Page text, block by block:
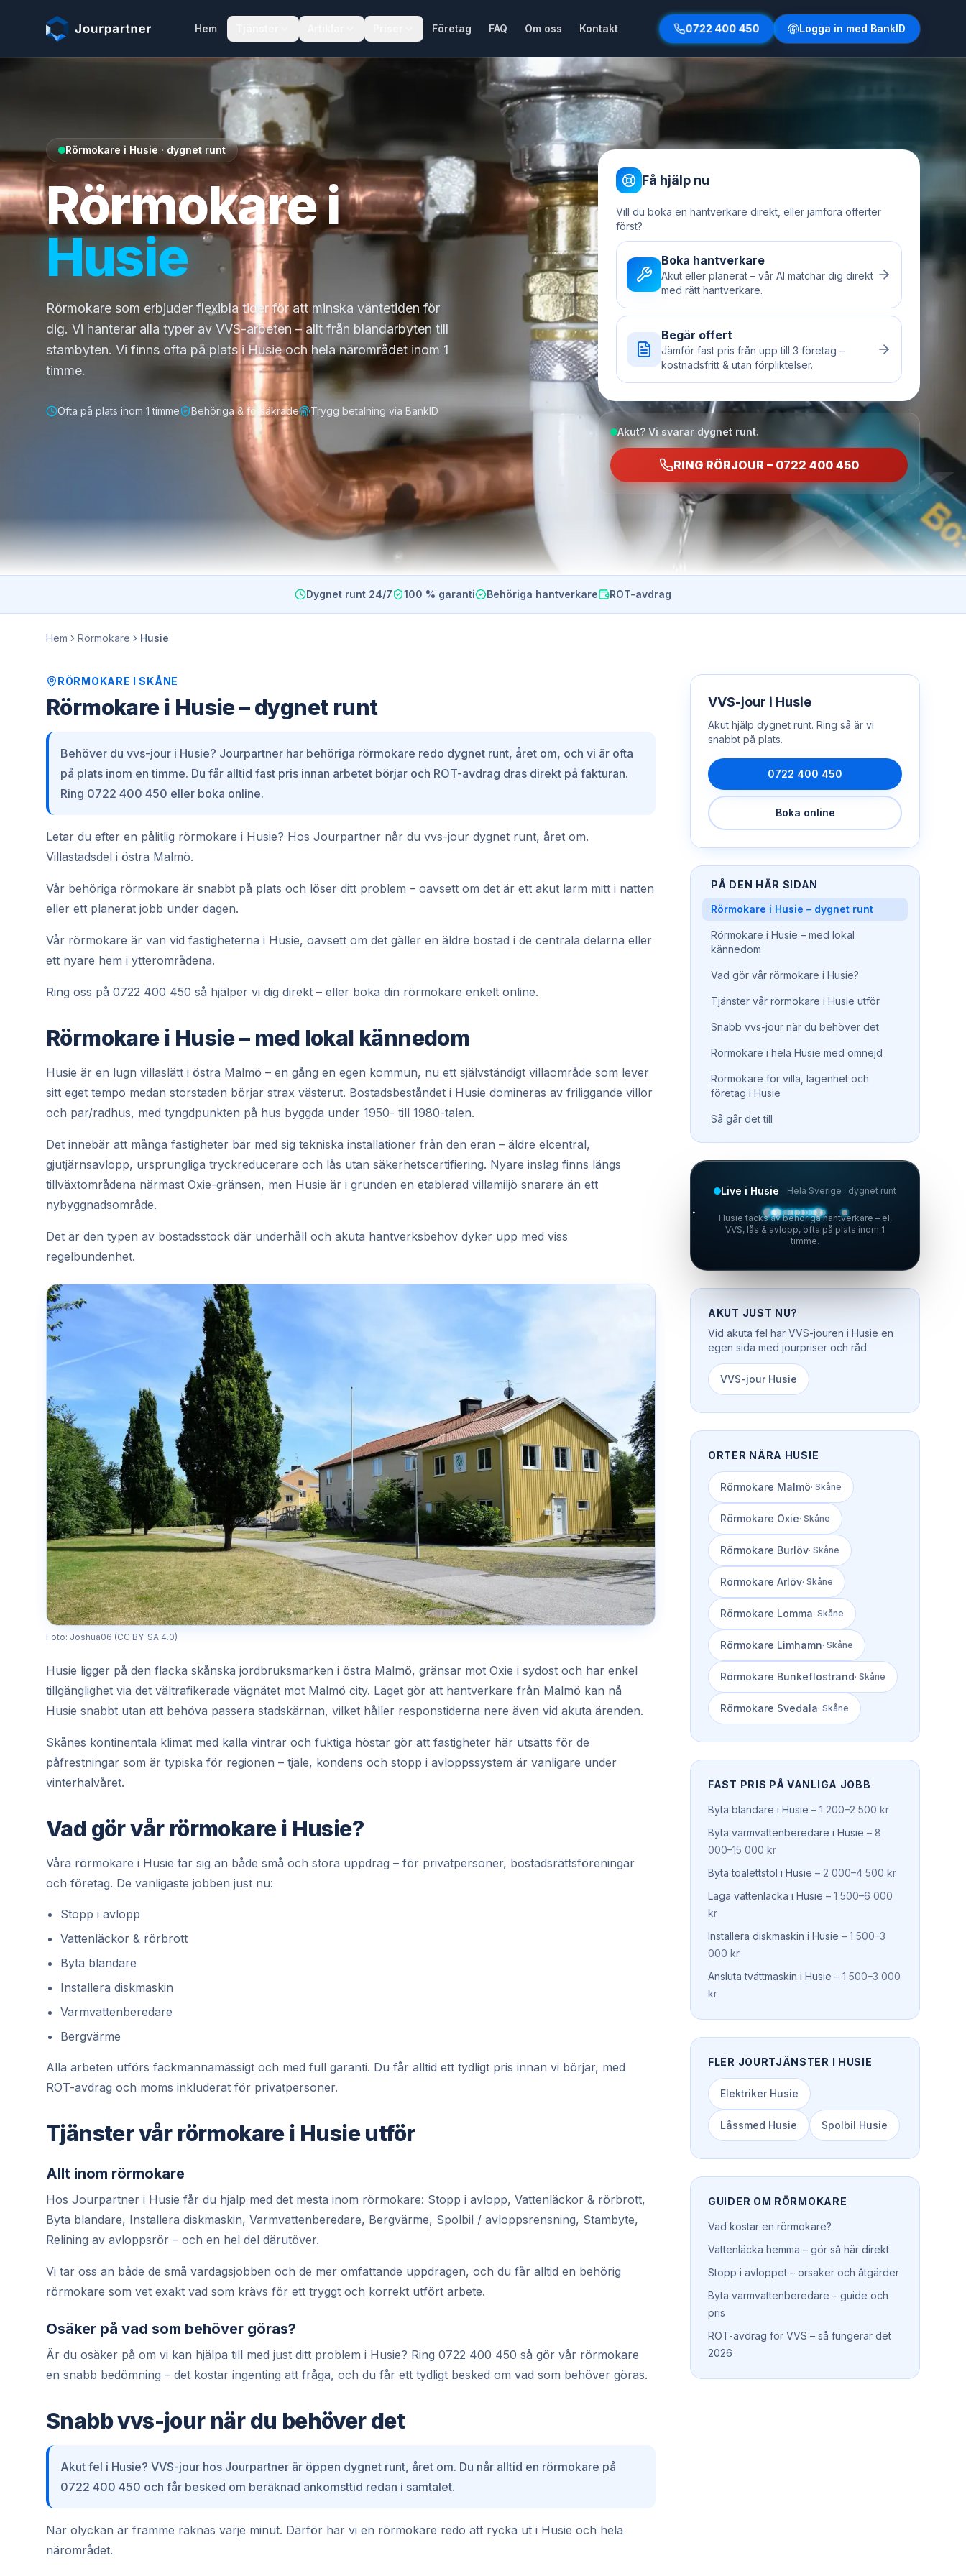
Hem Företag FAQ Om oss Kontakt 0722 400 450 Logga in med BankID
Rörmokare i Husie · dygnet runt
Rörmokare i
Husie
Rörmokare som erbjuder flexibla tider för att minska väntetiden för
dig. Vi hanterar alla typer av VVS-arbeten – allt från blandarbyten till
stambyten. Vi finns ofta på plats i Husie och hela närområdet inom 1
timme.
Ofta på plats inom 1 timme Behöriga & försäkrade Trygg betalning via BankID
Få hjälp nu
Vill du boka en hantverkare direkt, eller jämföra offerter
först?
Boka hantverkare
Akut eller planerat – vår AI matchar dig direkt
med rätt hantverkare.
Begär offert
Jämför fast pris från upp till 3 företag –
kostnadsfritt & utan förpliktelser.
Akut? Vi svarar dygnet runt.
RING RÖRJOUR – 0722 400 450
Dygnet runt 24/7 100 % garanti Behöriga hantverkare ROT-avdrag
Hem Rörmokare Husie
RÖRMOKARE ISKÅNE
Rörmokare i Husie – dygnet runt
Behöver du vvs-jour i Husie? Jourpartner har behöriga rörmokare redo dygnet runt, året om, och vi är ofta
på plats inom en timme. Du får alltid fast pris innan arbetet börjar och ROT-avdrag dras direkt på fakturan.
Ring 0722 400 450 eller boka online.
Letar du efter en pålitlig rörmokare i Husie? Hos Jourpartner når du vvs-jour dygnet runt, året om.
Villastadsdel i östra Malmö.
Vår behöriga rörmokare är snabbt på plats och löser ditt problem – oavsett om det är ett akut larm mitt i natten
eller ett planerat jobb under dagen.
Vår rörmokare är van vid fastigheterna i Husie, oavsett om det gäller en äldre bostad i de centrala delarna eller
ett nyare hem i ytterområdena.
Ring oss på 0722 400 450 så hjälper vi dig direkt – eller boka din rörmokare enkelt online.
Rörmokare i Husie – med lokal kännedom
Husie är en lugn villaslätt i östra Malmö – en gång en egen kommun, nu ett självständigt villaområde som lever
sitt eget tempo medan storstaden börjar strax västerut. Bostadsbeståndet i Husie domineras av friliggande villor
och par/radhus, med tyngdpunkten på hus byggda under 1950- till 1980-talen.
Det innebär att många fastigheter bär med sig tekniska installationer från den eran – äldre elcentral,
gjutjärnsavlopp, ursprungliga tryckreducerare och lås utan säkerhetscertifiering. Nyare inslag finns längs
tillväxtområdena närmast Oxie-gränsen, men Husie är i grunden en etablerad villamiljö snarare än ett
nybyggnadsområde.
Det är den typen av bostadsstock där underhåll och akuta hantverksbehov dyker upp med viss
regelbundenhet.
Foto: Joshua06 (CC BY-SA 4.0)
Husie ligger på den flacka skånska jordbruksmarken i östra Malmö, gränsar mot Oxie i sydost och har enkel
tillgänglighet via det vältrafikerade vägnätet mot Malmö city. Läget gör att hantverkare från Malmö kan nå
Husie snabbt utan att behöva passera stadskärnan, vilket håller responstiderna nere även vid akuta ärenden.
Skånes kontinentala klimat med kalla vintrar och fuktiga höstar gör att fastigheter här utsätts för de
påfrestningar som är typiska för regionen – tjäle, kondens och stopp i avloppssystem är vanligare under
vinterhalvåret.
Vad gör vår rörmokare i Husie?
Våra rörmokare i Husie tar sig an både små och stora uppdrag – för privatpersoner, bostadsrättsföreningar
och företag. De vanligaste jobben just nu:
Stopp i avlopp
Vattenläckor & rörbrott
Byta blandare
Installera diskmaskin
Varmvattenberedare
Bergvärme
Alla arbeten utförs fackmannamässigt och med full garanti. Du får alltid ett tydligt pris innan vi börjar, med
ROT-avdrag och moms inkluderat för privatpersoner.
Tjänster vår rörmokare i Husie utför
Allt inom rörmokare
Hos Jourpartner i Husie får du hjälp med det mesta inom rörmokare: Stopp i avlopp, Vattenläckor & rörbrott,
Byta blandare, Installera diskmaskin, Varmvattenberedare, Bergvärme, Spolbil / avloppsrensning, Stambyte,
Relining av avloppsrör – och en hel del därutöver.
Vi tar oss an både de små vardagsjobben och de mer omfattande uppdragen, och du får alltid en behörig
rörmokare som vet exakt vad som krävs för ett tryggt och korrekt utfört arbete.
Osäker på vad som behöver göras?
Är du osäker på om vi kan hjälpa till med just ditt problem i Husie? Ring 0722 400 450 så gör vår rörmokare
en snabb bedömning – det kostar ingenting att fråga, och du får ett tydligt besked om vad som behöver göras.
Snabb vvs-jour när du behöver det
Akut fel i Husie? VVS-jour hos Jourpartner är öppen dygnet runt, året om. Du når alltid en rörmokare på
0722 400 450 och får besked om beräknad ankomsttid redan i samtalet.
När olyckan är framme räknas varje minut. Därför har vi en rörmokare redo att rycka ut i Husie och hela
närområdet.
VVS-jour i Husie
Akut hjälp dygnet runt. Ring så är vi
snabbt på plats.
0722 400 450
Boka online
PÅ DEN HÄR SIDAN
Rörmokare i Husie – dygnet runt
Rörmokare i Husie – med lokal
kännedom
Vad gör vår rörmokare i Husie?
Tjänster vår rörmokare i Husie utför
Snabb vvs-jour när du behöver det
Rörmokare i hela Husie med omnejd
Rörmokare för villa, lägenhet och
företag i Husie
Så går det till
Live i Husie Hela Sverige · dygnet runt
Husie täcks av behöriga hantverkare – el,
VVS, lås & avlopp, ofta på plats inom 1
timme.
AKUT JUST NU?
Vid akuta fel har VVS-jouren i Husie en
egen sida med jourpriser och råd.
VVS-jour Husie
ORTER NÄRA HUSIE
Rörmokare Malmö· Skåne
Rörmokare Oxie· Skåne
Rörmokare Burlöv· Skåne
Rörmokare Arlöv· Skåne
Rörmokare Lomma· Skåne
Rörmokare Limhamn· Skåne
Rörmokare Bunkeflostrand· Skåne
Rörmokare Svedala· Skåne
FAST PRIS PÅ VANLIGA JOBB
Byta blandare i Husie – 1 200–2 500 kr
Byta varmvattenberedare i Husie – 8
000–15 000 kr
Byta toalettstol i Husie – 2 000–4 500 kr
Laga vattenläcka i Husie – 1 500–6 000
kr
Installera diskmaskin i Husie – 1 500–3
000 kr
Ansluta tvättmaskin i Husie – 1 500–3 000
kr
FLER JOURTJÄNSTER I HUSIE
Elektriker Husie
Låssmed Husie Spolbil Husie
GUIDER OM RÖRMOKARE
Vad kostar en rörmokare?
Vattenläcka hemma – gör så här direkt
Stopp i avloppet – orsaker och åtgärder
Byta varmvattenberedare – guide och
pris
ROT-avdrag för VVS – så fungerar det
2026